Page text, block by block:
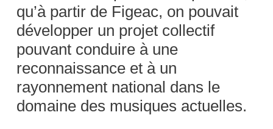
qu’à partir de Figeac, on pouvait
développer un projet collectif
pouvant conduire à une
reconnaissance et à un
rayonnement national dans le
domaine des musiques actuelles.